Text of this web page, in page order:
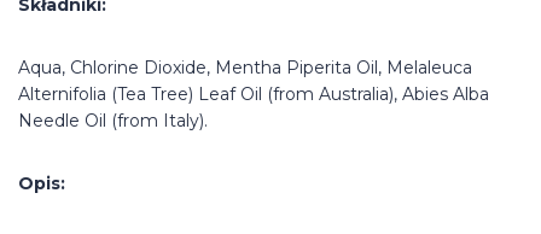
Składniki:
Aqua, Chlorine Dioxide, Mentha Piperita Oil, Melaleuca
Alternifolia (Tea Tree) Leaf Oil (from Australia), Abies Alba
Needle Oil (from Italy).
Opis: